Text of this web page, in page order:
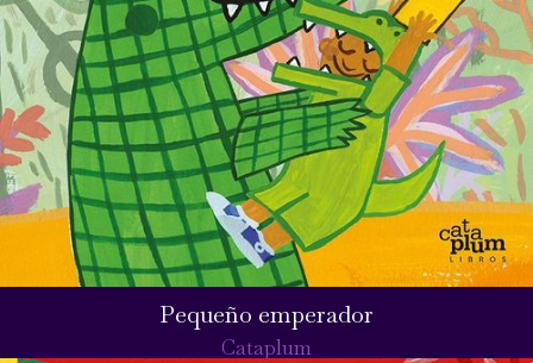
Pequeño emperador
Cataplum